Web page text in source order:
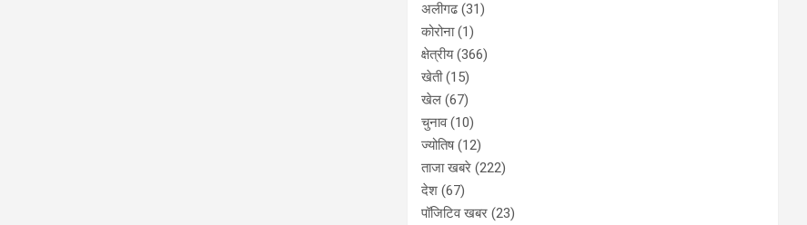
अलीगढ(31)
कोरोना(1)
क्षेत्रीय(366)
खेती(15)
खेल (67)
चुनाव(10)
ज्योतिष(12)
ताजा खबरे (222)
देश (67)
पॉजिटिव खबर (23)